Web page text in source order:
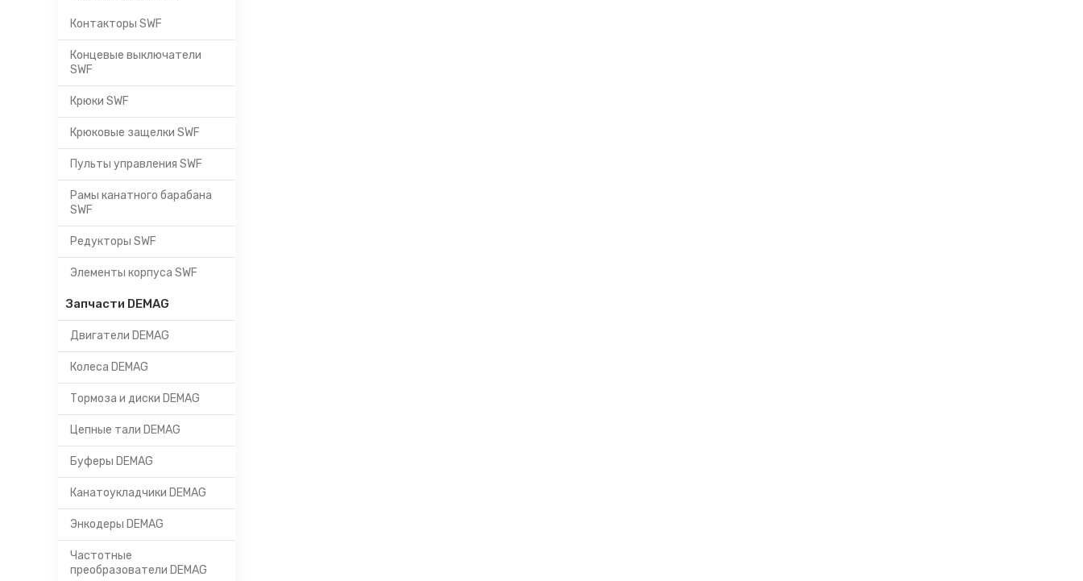
Контакторы SWF
Концевые выключатели
SWF
Крюки SWF
Крюковые защелки SWF
Пульты управления SWF
Рамы канатного барабана
SWF
Редукторы SWF
Элементы корпуса SWF
Запчасти DEMAG
Двигатели DEMAG
Колеса DEMAG
Тормоза и диски DEMAG
Цепные тали DEMAG
Буферы DEMAG
Канатоукладчики DEMAG
Энкодеры DEMAG
Частотные
преобразователи DEMAG